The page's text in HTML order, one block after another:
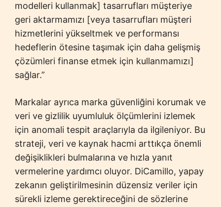
modelleri kullanmak] tasarrufları müşteriye
geri aktarmamızı [veya tasarrufları müşteri
hizmetlerini yükseltmek ve performansı
hedeflerin ötesine taşımak için daha gelişmiş
çözümleri finanse etmek için kullanmamızı]
sağlar.”
Markalar ayrıca marka güvenliğini korumak ve
veri ve gizlilik uyumluluk ölçümlerini izlemek
için anomali tespit araçlarıyla da ilgileniyor. Bu
strateji, veri ve kaynak hacmi arttıkça önemli
değişiklikleri bulmalarına ve hızla yanıt
vermelerine yardımcı oluyor. DiCamillo, yapay
zekanın geliştirilmesinin düzensiz veriler için
sürekli izleme gerektireceğini de sözlerine